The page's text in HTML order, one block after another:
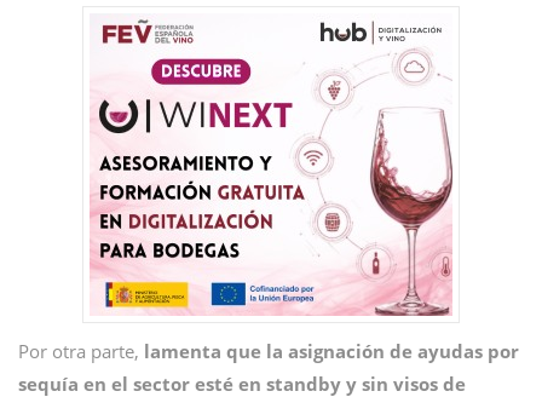
Por otra parte, lamenta que la asignación de ayudas por
sequía en el sector esté en standby y sin visos de